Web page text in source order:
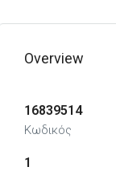
Overview
16839514
Κωδικός
1